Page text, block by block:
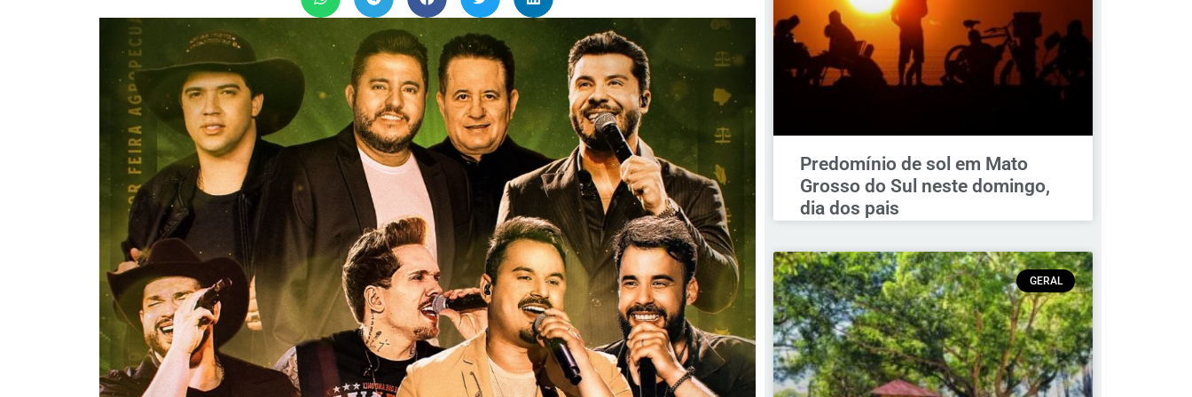
Predomínio de sol em Mato
Grosso do Sul neste domingo,
dia dos pais
GERAL